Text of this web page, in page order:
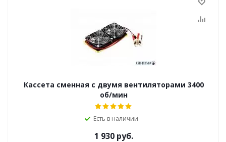
Кассета сменная с двумя вентиляторами 3400
об/мин
Есть в наличии
1 930руб.